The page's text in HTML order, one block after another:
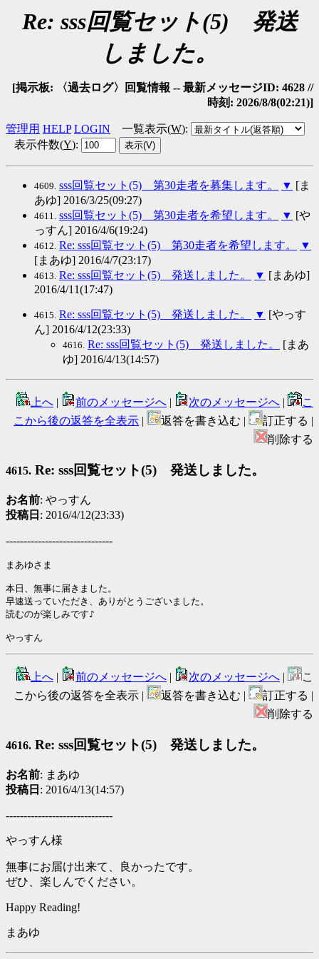
Re: sss回覧セット(5) 発送
しました。
[掲示板: 〈過去ログ〉回覧情報 -- 最新メッセージID: 4628 //
時刻: 2026/8/8(02:21)]
管理用 HELP LOGIN 一覧表示(W):
表示件数(Y):
4609. sss回覧セット(5) 第30走者を募集します。 ▼ [ま
あゆ] 2016/3/25(09:27)
4611. sss回覧セット(5) 第30走者を希望します。 ▼ [や
っすん] 2016/4/6(19:24)
4612. Re: sss回覧セット(5) 第30走者を希望します。
▼
[まあゆ] 2016/4/7(23:17)
4613. Re: sss回覧セット(5) 発送しました。 ▼ [まあゆ]
2016/4/11(17:47)
4615. Re: sss回覧セット(5) 発送しました。 ▼ [やっす
ん] 2016/4/12(23:33)
4616. Re: sss回覧セット(5) 発送しました。
[まあ
ゆ] 2016/4/13(14:57)
上へ | 前のメッセージへ | 次のメッセージへ |
こ
こから後の返答を全表示 | 返答を書き込む |
訂正する |
削除する
4615. Re: sss回覧セット(5) 発送しました。
お名前: やっすん
投稿日 : 2016/4/12(23:33)
------------------------------
まあゆさま
本日、無事に届きました。
早速送っていただき、ありがとうございました。
読むのが楽しみです♪
やっすん
上へ | 前のメッセージへ | 次のメッセージへ |
こ
こから後の返答を全表示 |
返答を書き込む |
訂正する |
削除する
4616. Re: sss回覧セット(5) 発送しました。
お名前: まあゆ
投稿日 : 2016/4/13(14:57)
------------------------------
やっすん様
無事にお届け出来て、良かったです。
ぜひ、楽しんでください。
Happy Reading!
まあゆ